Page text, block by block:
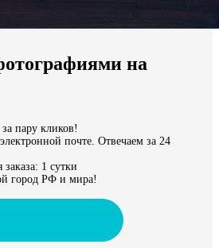
миру
на
пару кликов!
почте. Отвечаем за 24
1 сутки
город РФ и мира!